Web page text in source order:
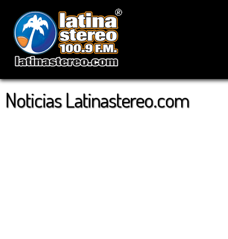
Noticias Latinastereo.com